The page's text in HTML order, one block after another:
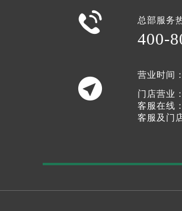
 总部服务
400-

营业时间：
门店营业
客服在线
客服及门